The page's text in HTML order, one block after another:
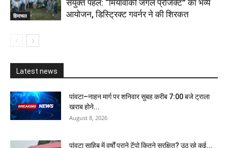
हिमाचल
संयुक्त पहल: “मियावाकी जंगल प्रोजेक्ट” का भव्य
आयोजन, डिस्ट्रिक्ट गवर्नर ने की शिरकत
Latest news
पांवटा–नाहन मार्ग पर शनिवार सुबह करीब 7:00 बजे ट्राला
खराब होने...
August 8, 2026
पांवटा साहिब में वर्षों पुराने टेंपो कितने सुरक्षित? उठ रहे कई...